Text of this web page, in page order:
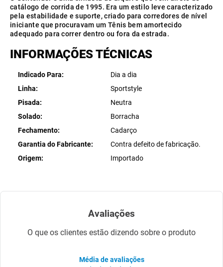
catálogo de corrida de 1995. Era um estilo leve caracterizado
pela estabilidade e suporte, criado para corredores de nível
iniciante que procuravam um Tênis bem amortecido
adequado para correr dentro ou fora da estrada.
INFORMAÇÕES TÉCNICAS
Indicado Para
Dia a dia
Linha
Sportstyle
Pisada
Neutra
Solado
Borracha
Fechamento
Cadarço
Garantia do Fabricante
Contra defeito de fabricação.
Origem
Importado
Avaliações
O que os clientes estão dizendo sobre o produto
Média de avaliações